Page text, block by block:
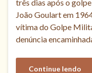
três dias após o
João Goulart em
vítima do Golpe
denúncia
Continue lendo